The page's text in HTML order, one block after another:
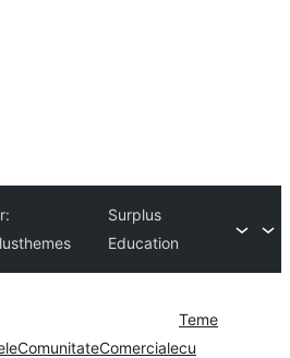
Surplus
Education
ComunitateComerciale
Teme
cu